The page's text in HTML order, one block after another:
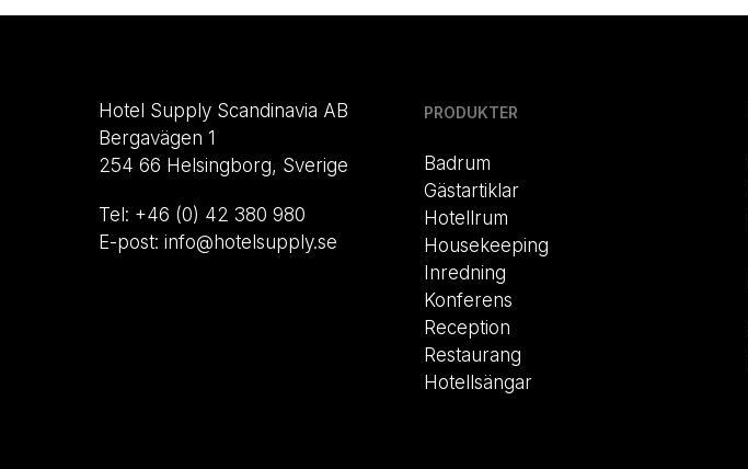
Hotel Supply Scandinavia AB
Bergavägen 1
254 66 Helsingborg, Sverige
Tel: +46 (0) 42 380 980
E-post: info@hotelsupply.se
PRODUKTER
Badrum
Gästartiklar
Hotellrum
Housekeeping
Inredning
Konferens
Reception
Restaurang
Hotellsängar